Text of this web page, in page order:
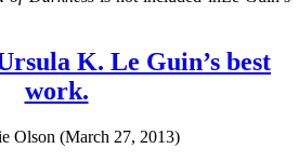
K. Le Guin’s best
work.
Olson (March 27, 2013)